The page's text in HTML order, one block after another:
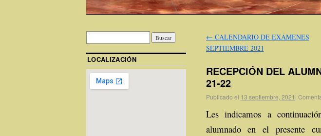
← CALENDARIO DE EXÁMENES
SEPTIEMBRE 2021
RECEPCIÓN DEL
21-22
Publicado el 13 septiembre, 2021 |
Les indicamos a
alumnado en el presente
LOCALIZACIÓN